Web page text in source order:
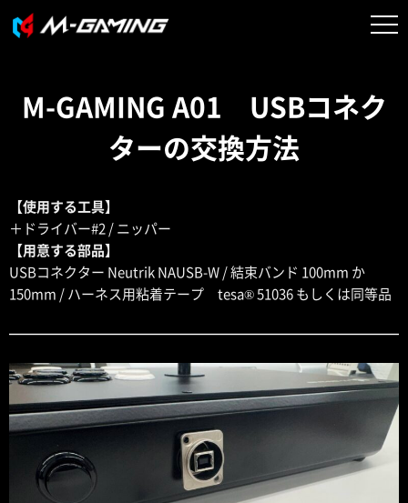
M-GAMING A01 USBコネク
ターの交換方法
【使用する工具】
＋ドライバー#2 / ニッパー
【用意する部品】
USBコネクター Neutrik NAUSB-W / 結束バンド 100mm か
150mm / ハーネス用粘着テープ tesa® 51036 もしくは同等品